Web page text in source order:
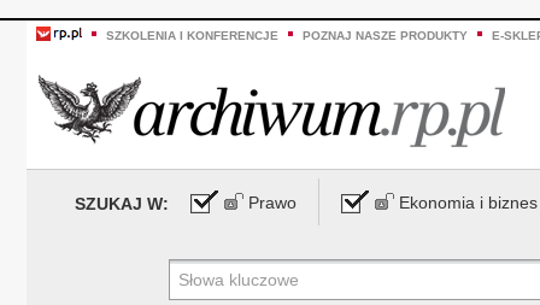
SZKOLENIA I KONFERENCJE POZNAJ NASZE PRODUKTY E-
SZUKAJ W: Prawo Ekonomia i biznes